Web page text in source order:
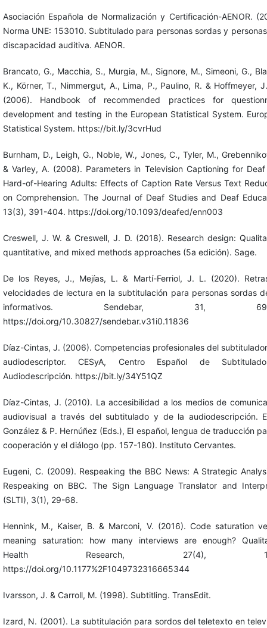
Asociación Española de Normalización y Certificación-AENOR.
Norma UNE: 153010. Subtitulado para personas sordas y
discapacidad auditiva. AENOR.
Brancato, G., Macchia, S., Murgia, M., Signore, M., Simeoni, G.,
K., Körner, T., Nimmergut, A., Lima, P., Paulino, R. & Hoffmeyer,
(2006). Handbook of recommended practices for
development and testing in the European Statistical System.
Statistical System. https://bit.ly/3cvrHud
Burnham, D., Leigh, G., Noble, W., Jones, C., Tyler, M.,
& Varley, A. (2008). Parameters in Television Captioning for
Hard-of-Hearing Adults: Effects of Caption Rate Versus Text
on Comprehension. The Journal of Deaf Studies and Deaf
13(3), 391-404. https://doi.org/10.1093/deafed/enn003
Creswell, J. W. & Creswell, J. D. (2018). Research design:
quantitative, and mixed methods approaches (5a edición). Sage.
De los Reyes, J., Mejías, L. & Martí-Ferriol, J. L. (2020).
velocidades de lectura en la subtitulación para personas sordas
informativos. Sendebar, 31, 69-
https://doi.org/10.30827/sendebar.v31i0.11836
Díaz-Cintas, J. (2006). Competencias profesionales del
audiodescriptor. CESyA, Centro Español de
Audiodescripción. https://bit.ly/34Y51QZ
Díaz-Cintas, J. (2010). La accesibilidad a los medios de
audiovisual a través del subtitulado y de la audiodescripción.
González & P. Hernúñez (Eds.), El español, lengua de traducción
cooperación y el diálogo (pp. 157-180). Instituto Cervantes.
Eugeni, C. (2009). Respeaking the BBC News: A Strategic
Respeaking on BBC. The Sign Language Translator and
(SLTI), 3(1), 29-68.
Hennink, M., Kaiser, B. & Marconi, V. (2016). Code saturation
meaning saturation: how many interviews are enough?
Health Research, 27(4), 1-
https://doi.org/10.1177%2F1049732316665344
Ivarsson, J. & Carroll, M. (1998). Subtitling. TransEdit.
Izard, N. (2001). La subtitulación para sordos del teletexto en